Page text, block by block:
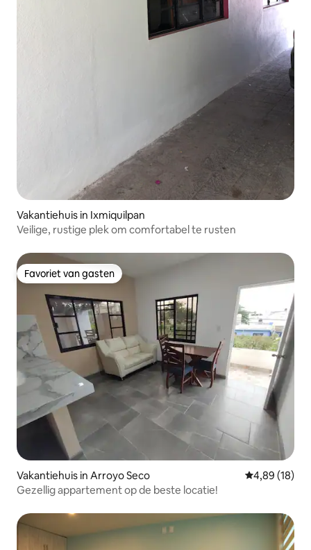
Vakantiehuis in Ixmiquilpan
Veilige, rustige plek om comfortabel te rusten
Favoriet van gasten
Favoriet van gasten
Vakantiehuis in Arroyo Seco Gemiddelde
4,89 (18)
Gezellig appartement op de beste locatie!